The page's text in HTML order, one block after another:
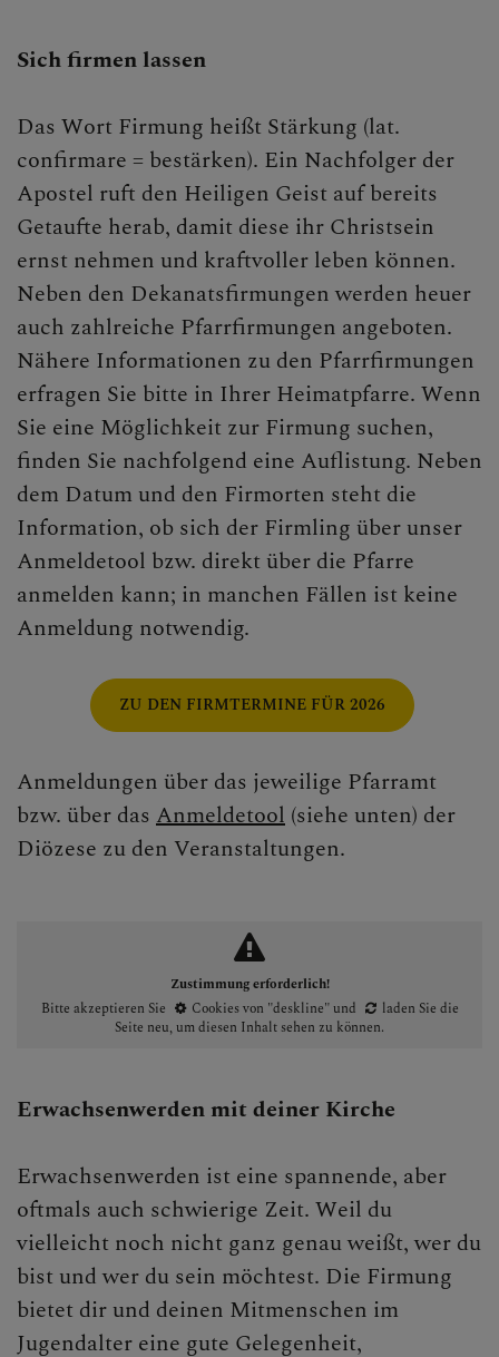
Firmung
Ehe
Weihe
Krankensalbung
Liturgie
Feste der Kirche
ERLEBEN
MITMACHEN
BEGEGNEN
Sich firmen lassen
Das Wort Firmung heißt Stärkung (lat.
confirmare = bestärken). Ein Nachfolger der
Apostel ruft den Heiligen Geist auf bereits
Getaufte herab, damit diese ihr Christsein
ernst nehmen und kraftvoller leben können.
Neben den Dekanatsfirmungen werden heuer
auch zahlreiche Pfarrfirmungen angeboten.
Nähere Informationen zu den Pfarrfirmungen
erfragen Sie bitte in Ihrer Heimatpfarre. Wenn
Sie eine Möglichkeit zur Firmung suchen,
finden Sie nachfolgend eine Auflistung. Neben
dem Datum und den Firmorten steht die
Information, ob sich der Firmling über unser
Anmeldetool bzw. direkt über die Pfarre
anmelden kann; in manchen Fällen ist keine
Anmeldung notwendig.
ZU DEN FIRMTERMINE FÜR 2026
Anmeldungen über das jeweilige Pfarramt
bzw. über das Anmeldetool (siehe unten) der
Diözese zu den Veranstaltungen.
Zustimmung erforderlich!
Bitte akzeptieren Sie
Cookies von "deskline"und
laden Sie die
Seite neu, um diesen Inhalt sehen zu können.
Erwachsenwerden mit deiner Kirche
Erwachsenwerden ist eine spannende, aber
oftmals auch schwierige Zeit. Weil du
vielleicht noch nicht ganz genau weißt, wer du
bist und wer du sein möchtest. Die Firmung
bietet dir und deinen Mitmenschen im
Jugendalter eine gute Gelegenheit,